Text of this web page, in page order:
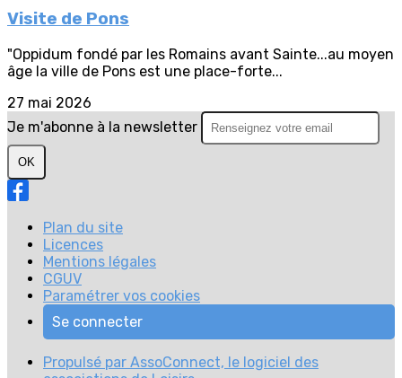
Visite de Pons
"Oppidum fondé par les Romains avant Sainte...au moyen
âge la ville de Pons est une place-forte...
27 mai 2026
Je m'abonne à la newsletter
OK
Plan du site
Licences
Mentions légales
CGUV
Paramétrer vos cookies
Se connecter
Propulsé par AssoConnect, le logiciel des